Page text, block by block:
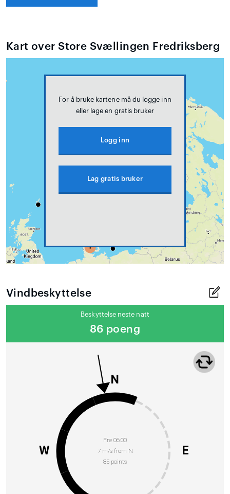
Kart over Store Svællingen Fredriksberg
For å bruke kartene må du logge inn
eller lage en gratis bruker
Logg inn
Lag gratis bruker
Vindbeskyttelse
Beskyttelse neste natt
86 poeng
Fre 06:00
7 m/s from N
85 points
N
E
W